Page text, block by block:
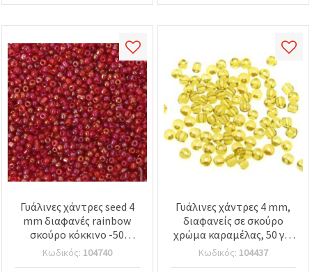
Γυάλινες χάντρες seed 4
mm διαφανές rainbow
σκούρο κόκκινο -50
γραμμάρια
Κωδικός: 104740
Γυάλινες χάντρες 4 mm,
διαφανείς σε σκούρο
χρώμα καραμέλας, 50 γρ.
– για κοσμήματα &
χειροτεχνίες
Κωδικός: 104437